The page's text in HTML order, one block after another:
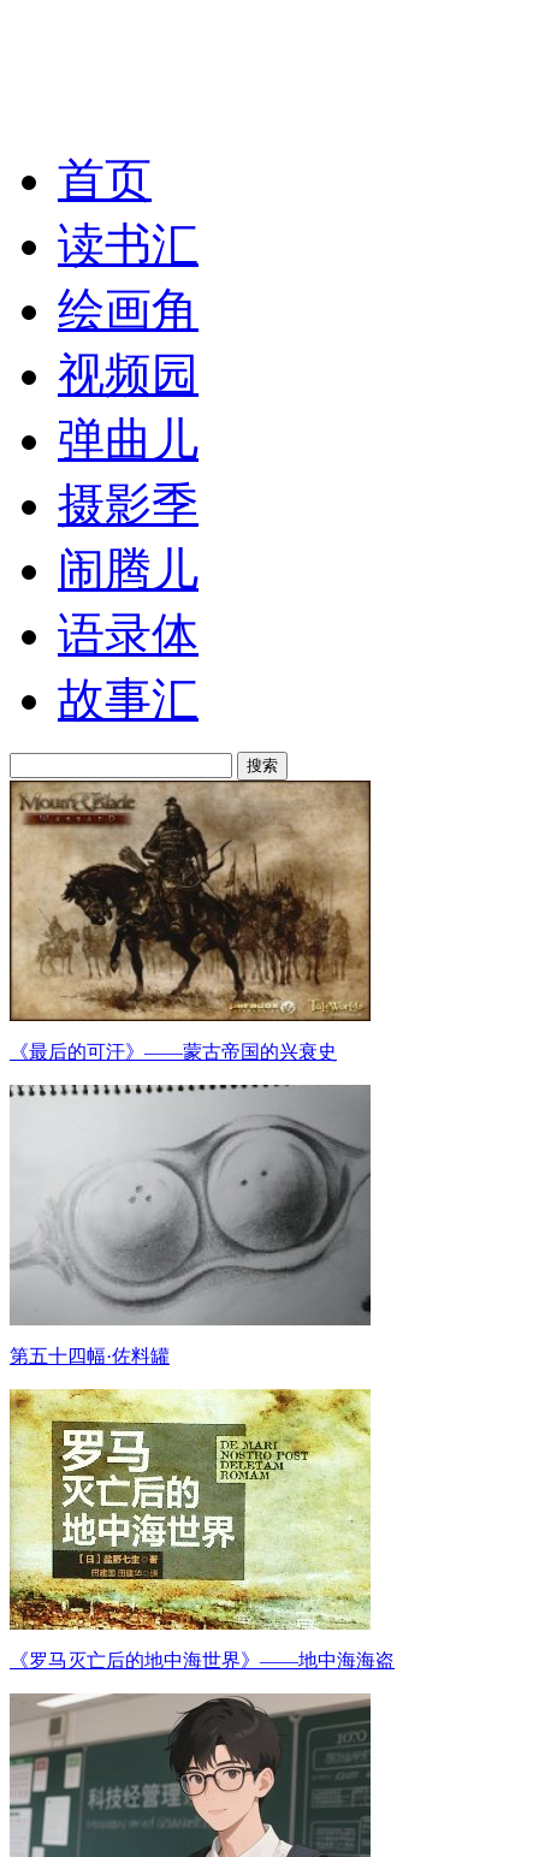
首页
读书汇
绘画角
视频园
弹曲儿
摄影季
闹腾儿
语录体
故事汇
搜索
《最后的可汗》——蒙古帝国的兴衰史
第五十四幅·佐料罐
《罗马灭亡后的地中海世界》——地中海海盗